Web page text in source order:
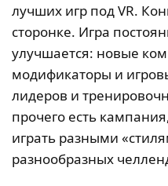
лучших игр под VR.
сторонке. Игра
улучшается: новые
модификаторы и
лидеров и
прочего есть
играть разными
разнообразных